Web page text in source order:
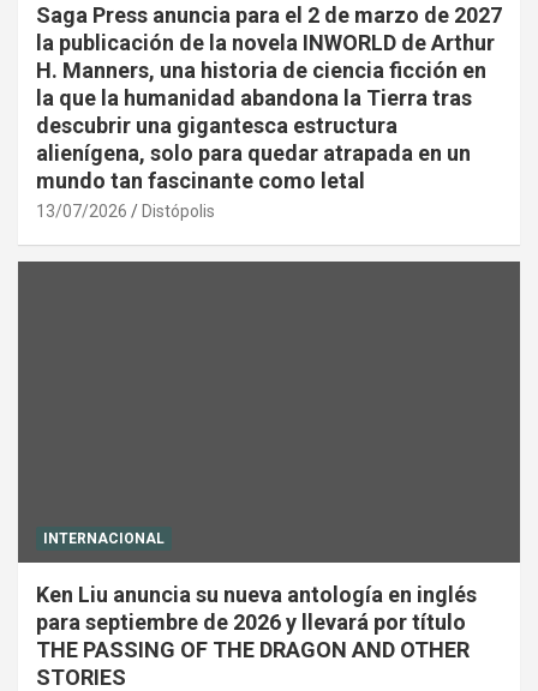
Saga Press anuncia para el 2 de marzo de 2027
la publicación de la novela INWORLD de Arthur
H. Manners, una historia de ciencia ficción en
la que la humanidad abandona la Tierra tras
descubrir una gigantesca estructura
alienígena, solo para quedar atrapada en un
mundo tan fascinante como letal
13/07/2026 Distópolis
INTERNACIONAL
Ken Liu anuncia su nueva antología en inglés
para septiembre de 2026 y llevará por título
THE PASSING OF THE DRAGON AND OTHER
STORIES